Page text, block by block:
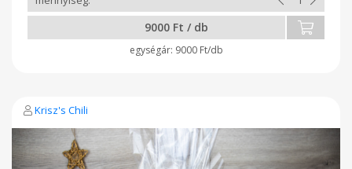
9000 Ft / db
9000 Ft/db
Krisz's Chili